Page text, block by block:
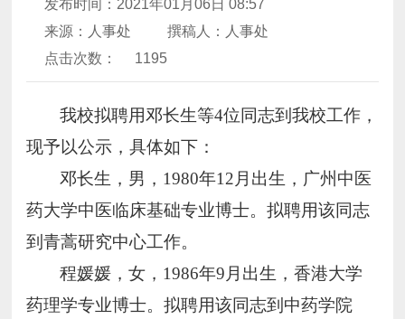
发布时间：2021年01月06日 08:57
来源：人事处
撰稿人：人事处
点击次数：
1195
我校拟聘用邓长生等4位同志到我校工作，
现予以公示，具体如下：
邓长生 ， 男 ， 1980年12 月出生， 广州中医
药大学中医临床基础专业博士。拟聘用该同志
到青蒿研究中心工作。
程媛媛 ，女 ， 1986年9 月出生，香港大学
药理学专业博士。拟聘用该同志到 中药学院